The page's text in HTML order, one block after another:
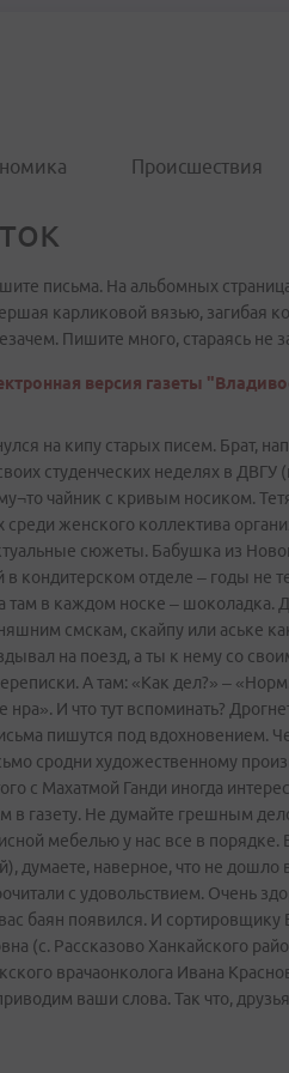
Происшествия
письма. На альбомных
карликовой вязью, загибая
Пишите много, стараясь не
версия газеты
на кипу старых писем. Брат,
студенческих неделях в
чайник с кривым носиком.
женского коллектива
сюжеты. Бабушка из
кондитерском отделе – годы не
в каждом носке – шоколадка.
смскам, скайпу или аське
на поезд, а ты к нему со
А там: «Как дел?» –
И что тут вспоминать?
пишутся под вдохновением.
сродни художественному
с Махатмой Ганди иногда
в газету. Не думайте грешным
мебелью у нас все в порядке.
думаете, наверное, что не
с удовольствием. Очень
баян появился. И сортировщику
(с. Рассказово Ханкайского
врача­онколога Ивана
ваши слова. Так что,